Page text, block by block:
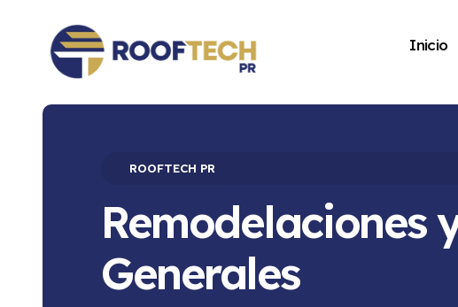
Inicio
ROOFTECH PR
Remodelaciones
Generales